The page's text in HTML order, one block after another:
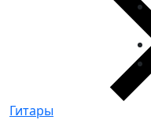
Гитары